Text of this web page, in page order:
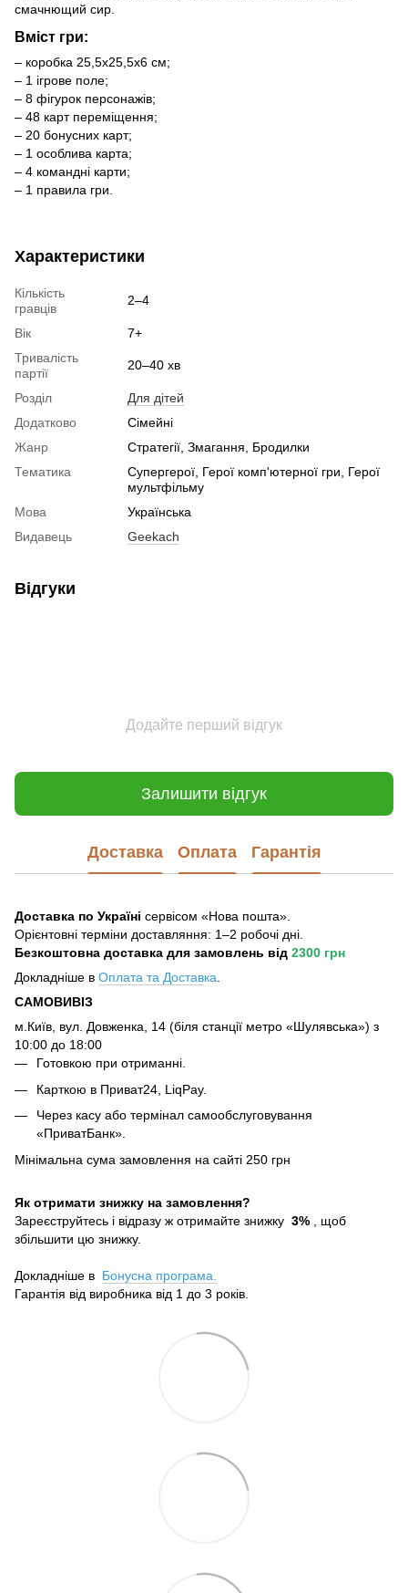
смачнющий сир.
Вміст гри:
– коробка 25,5х25,5х6 см;
– 1 ігрове поле;
– 8 фігурок персонажів;
– 48 карт переміщення;
– 20 бонусних карт;
– 1 особлива карта;
– 4 командні карти;
– 1 правила гри.
Характеристики
Кількість
гравців
2–4
Вік
7+
Тривалість
партії
20–40 хв
Розділ
Для дітей
Додатково
Сімейні
Жанр
Стратегії, Змагання, Бродилки
Тематика
Супергерої, Герої комп'ютерної гри, Герої
мультфільму
Мова
Українська
Видавець
Geekach
Відгуки
Додайте перший відгук
Залишити відгук
Доставка Оплата Гарантія
Доставка по Україні сервісом «Нова пошта».
Орієнтовні терміни доставляння: 1–2 робочі дні.
Безкоштовна доставка для замовлень від 2300 грн
Докладніше в Оплата та Доставка.
САМОВИВІЗ
м.Київ, вул. Довженка, 14 (біля станції метро «Шулявська») з
10:00 до 18:00
Готовкою при отриманні.
Карткою в Приват24, LiqPay.
Через касу або термінал самообслуговування
«ПриватБанк».
Мінімальна сума замовлення на сайті 250 грн
Як отримати знижку на замовлення?
Зареєструйтесь і відразу ж отримайте знижку 3% , щоб
збільшити цю знижку.
Докладніше в Бонусна програма.
Гарантія від виробника від 1 до 3 років.